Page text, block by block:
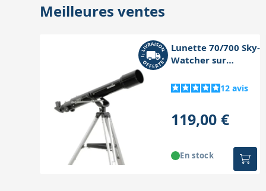
Meilleures ventes
Lunette 70/700 Sky-
Watcher sur
AZ2
12avis
119,00 €
En stock